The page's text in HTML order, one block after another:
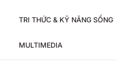
TRI THỨC & KỸ NĂNG SỐNG
MULTIMEDIA